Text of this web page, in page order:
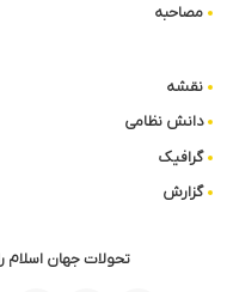
مصاحبه
نقشه
دانش نظامی
گرافیک
گزارش
تحولات جهان اسلام